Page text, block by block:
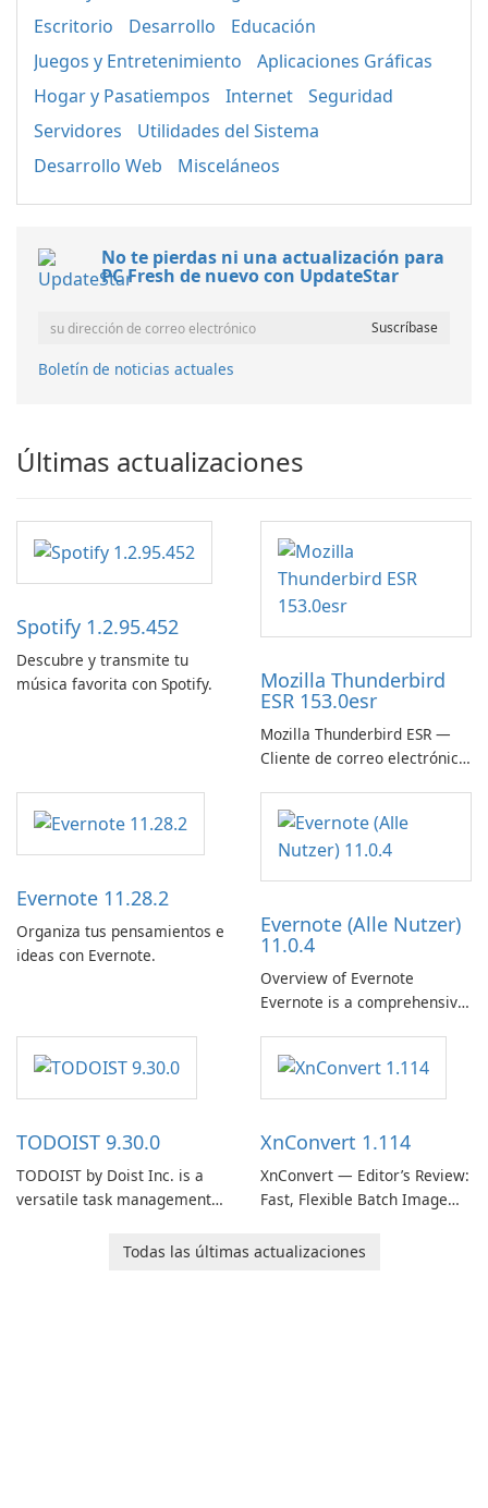
Escritorio
Desarrollo
Educación
Juegos y Entretenimiento
Aplicaciones Gráficas
Hogar y Pasatiempos
Internet
Seguridad
Servidores
Utilidades del Sistema
Desarrollo Web
Misceláneos
No te pierdas ni una actualización para
PC Fresh de nuevo con UpdateStar
Boletín de noticias actuales
Últimas actualizaciones
Spotify 1.2.95.452
Descubre y transmite tu
música favorita con Spotify.
Mozilla Thunderbird
ESR 153.0esr
Mozilla Thunderbird ESR —
Cliente de correo electrónico
empresas
Evernote 11.28.2
Organiza tus pensamientos e
ideas con Evernote.
Evernote (Alle Nutzer)
11.0.4
Overview of Evernote
Evernote is a comprehensive
software designed to help
users capture, organize, and
access information across
TODOIST 9.30.0
TODOIST by Doist Inc. is a
versatile task management
individuals and teams
XnConvert 1.114
XnConvert — Editor’s Review:
Fast, Flexible Batch Image
macOS and Linux XnConvert
Todas las últimas actualizaciones